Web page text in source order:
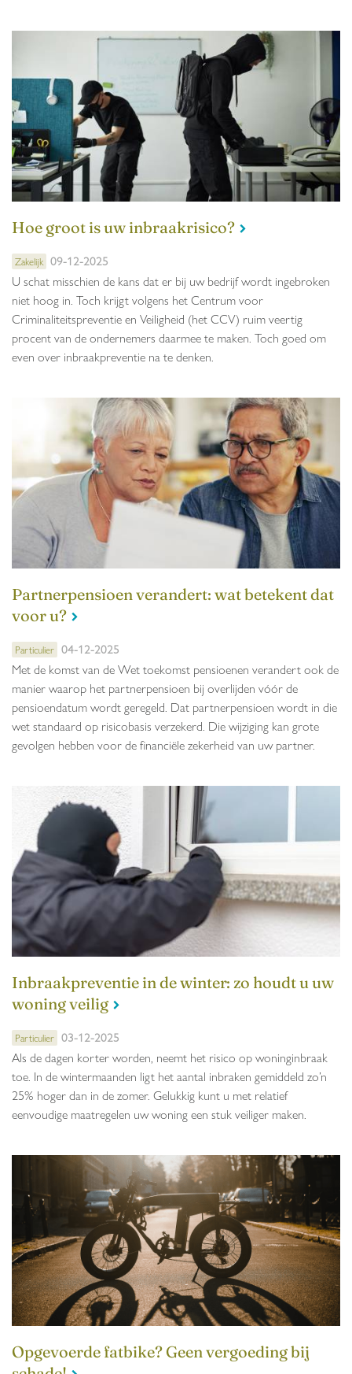
Hoe groot is uw inbraakrisico?
Zakelijk 09-12-2025
U schat misschien de kans dat er bij uw bedrijf wordt ingebroken
niet hoog in. Toch krijgt volgens het Centrum voor
Criminaliteitspreventie en Veiligheid (het CCV) ruim veertig
procent van de ondernemers daarmee te maken. Toch goed om
even over inbraakpreventie na te denken.
Partnerpensioen verandert: wat betekent dat
voor u?
Particulier 04-12-2025
Met de komst van de Wet toekomst pensioenen verandert ook de
manier waarop het partnerpensioen bij overlijden vóór de
pensioendatum wordt geregeld. Dat partnerpensioen wordt in die
wet standaard op risicobasis verzekerd. Die wijziging kan grote
gevolgen hebben voor de financiële zekerheid van uw partner.
Inbraakpreventie in de winter: zo houdt u uw
woning veilig
Particulier 03-12-2025
Als de dagen korter worden, neemt het risico op woninginbraak
toe. In de wintermaanden ligt het aantal inbraken gemiddeld zo’n
25% hoger dan in de zomer. Gelukkig kunt u met relatief
eenvoudige maatregelen uw woning een stuk veiliger maken.
Opgevoerde fatbike? Geen vergoeding bij